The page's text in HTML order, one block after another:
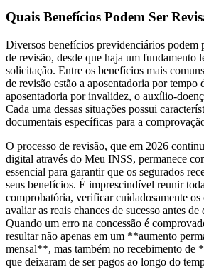
Quais Benefícios Podem Ser
Diversos benefícios previdenciários podem
de revisão, desde que haja um fundamento
solicitação. Entre os benefícios mais
de revisão estão a aposentadoria por tempo
aposentadoria por invalidez, o auxílio-
Cada uma dessas situações possui
documentais específicas para a
O processo de revisão, que em 2026
digital através do Meu INSS, permanece
essencial para garantir que os segurados
seus benefícios. É imprescindível reunir
comprobatória, verificar cuidadosamente os
avaliar as reais chances de sucesso antes
Quando um erro na concessão é
resultar não apenas em um **aumento
mensal**, mas também no recebimento de
que deixaram de ser pagos ao longo do